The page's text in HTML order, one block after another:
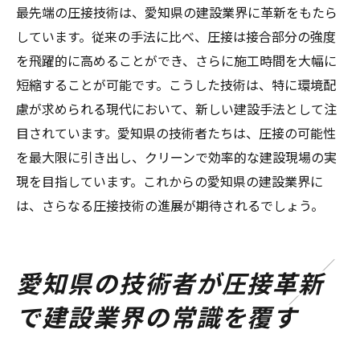
最先端の圧接技術は、愛知県の建設業界に革新をもたら
しています。従来の手法に比べ、圧接は接合部分の強度
を飛躍的に高めることができ、さらに施工時間を大幅に
短縮することが可能です。こうした技術は、特に環境配
慮が求められる現代において、新しい建設手法として注
目されています。愛知県の技術者たちは、圧接の可能性
を最大限に引き出し、クリーンで効率的な建設現場の実
現を目指しています。これからの愛知県の建設業界に
は、さらなる圧接技術の進展が期待されるでしょう。
愛知県の技術者が圧接革新
で建設業界の常識を覆す